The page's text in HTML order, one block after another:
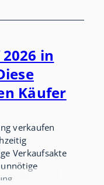
in
Käufer
verkaufen
Verkaufsakte